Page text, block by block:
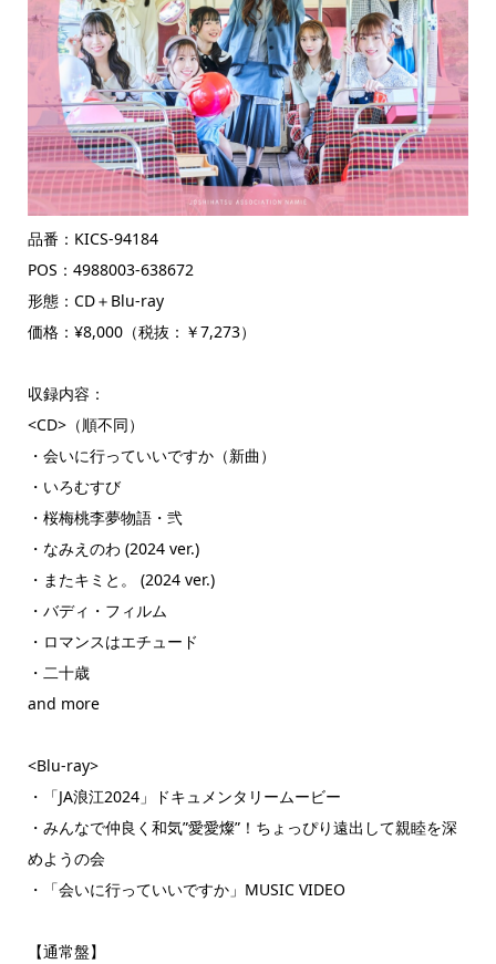
品番：KICS-94184
POS：4988003-638672
形態：CD＋Blu-ray
価格：¥8,000（税抜：￥7,273）
収録内容：
<CD>（順不同）
・会いに行っていいですか（新曲）
・いろむすび
・桜梅桃李夢物語・弐
・なみえのわ (2024 ver.)
・またキミと。 (2024 ver.)
・バディ・フィルム
・ロマンスはエチュード
・二十歳
and more
<Blu-ray>
・「JA浪江2024」ドキュメンタリームービー
・みんなで仲良く和気”愛愛燦”！ちょっぴり遠出して親睦を深
めようの会
・「会いに行っていいですか」MUSIC VIDEO
【通常盤】